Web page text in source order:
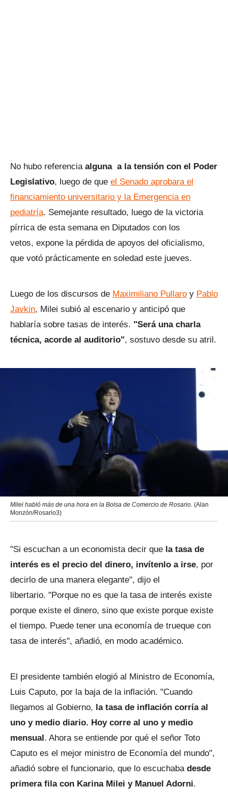
No hubo referenciaalguna a la tensión con el Poder
Legislativo, luego de que el Senado aprobara el
financiamiento universitario y la Emergencia en
pediatría. Semejante resultado, luego de la victoria
pírrica de esta semana en Diputados con los
vetos, expone la pérdida de apoyos del oficialismo,
que votó prácticamente en soledad este jueves.
Luego de los discursos de Maximiliano Pullaro y Pablo
Javkin, Milei subió al escenario y anticipó que
hablaría sobre tasas de interés. "Será una charla
técnica, acorde al auditorio", sostuvo desde su atril.
Milei habló más de una hora en la Bolsa de Comercio de Rosario. (Alan
Monzón/Rosario3)
"Si escuchan a un economista decir que la tasa de
interés es el precio del dinero, invítenlo a irse, por
decirlo de una manera elegante", dijo el
libertario. "Porque no es que la tasa de interés existe
porque existe el dinero, sino que existe porque existe
el tiempo. Puede tener una economía de trueque con
tasa de interés", añadió, en modo académico.
El presidente también elogió al Ministro de Economía,
Luis Caputo, por la baja de la inflación. "Cuando
llegamos al Gobierno, la tasa de inflación corría al
uno y medio diario. Hoy corre al uno y medio
mensual . Ahora se entiende por qué el señor Toto
Caputo es el mejor ministro de Economía del mundo",
añadió sobre el funcionario, que lo escuchaba desde
primera fila con Karina Milei y Manuel Adorni.